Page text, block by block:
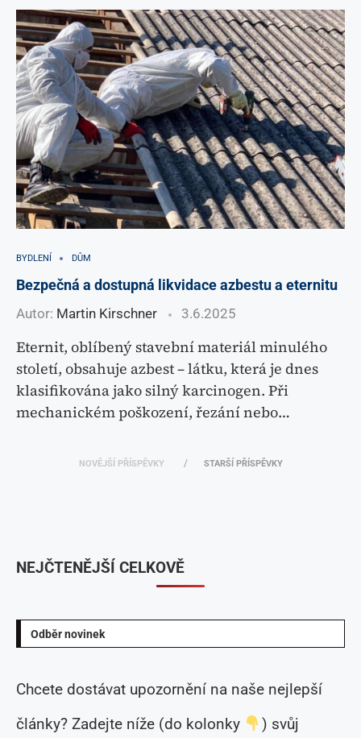
BYDLENÍ DŮM
Bezpečná a dostupná likvidace azbestu a eternitu
Autor: Martin Kirschner 3.6.2025
Eternit, oblíbený stavební materiál minulého
století, obsahuje azbest – látku, která je dnes
klasifikována jako silný karcinogen. Při
mechanickém poškození, řezání nebo…
NOVĚJŠÍ PŘÍSPĚVKY STARŠÍ PŘÍSPĚVKY
Odběr novinek
Chcete dostávat upozornění na naše nejlepší
články? Zadejte níže (do kolonky
) svůj
NEJČTENĚJŠÍ CELKOVĚ